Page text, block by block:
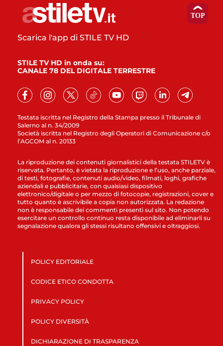
Testata iscritta nel Registro della Stampa presso il Tribunale di
Salerno al n. 34/2009
Società iscritta nel Registro degli Operatori di Comunicazione c/o
l’AGCOM al n. 20133
Scarica l'app di STILE TV HD
STILE TV HD in onda su:
CANALE 78 DEL DIGITALE TERRESTRE
La riproduzione dei contenuti giornalistici della testata STILETV è
riservata. Pertanto, è vietata la riproduzione e l’uso, anche parziale,
di testi, fotografie, contenuti audio/video, filmati, loghi, grafiche
aziendali e pubblicitarie, con qualsiasi dispositivo
elettronico/digitale o per mezzo di fotocopie, registrazioni, cover e
tutto quanto è ascrivibile a copia non autorizzata. La redazione
non è responsabile dei commenti presenti sul sito. Non potendo
esercitare un controllo continuo resta disponibile ad eliminarli su
segnalazione qualora gli stessi risultano offensivi e oltraggiosi.
POLICY EDITORIALE
CODICE ETICO CONDOTTA
PRIVACY POLICY
POLICY DIVERSITÀ
DICHIARAZIONE DI TRASPARENZA